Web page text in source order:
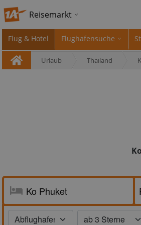
Reisemarkt
Flug & Hotel Flughafensuche
Urlaub Thailand